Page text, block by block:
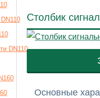
DN110
Столбик
Основные